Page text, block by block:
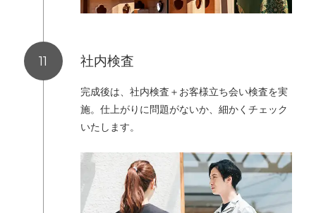
社内検査
完成後は、社内検査＋お客様立ち会い検査を実
施。仕上がりに問題がないか、細かくチェック
いたします。